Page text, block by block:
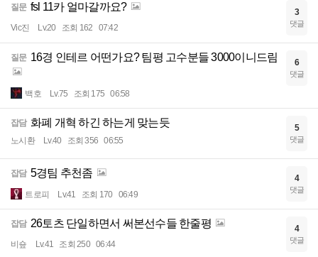
질문 fsl 11카 얼마갈까요?
Vic진 Lv.20 조회 162 07:42
3
댓글
질문 16경 인테르 어떤가요? 팀평 고수분들 3000이니드림
백호 Lv.75 조회 175 06:58
6
댓글
잡담 화폐 개혁 하긴 하는게 맞는듯
노시환 Lv.40 조회 356 06:55
5
댓글
잡담 5경팀 추천좀
트로피 Lv.41 조회 170 06:49
4
댓글
잡담 26토츠 단일하면서 써본선수들 한줄평
비숖 Lv.41 조회 250 06:44
4
댓글